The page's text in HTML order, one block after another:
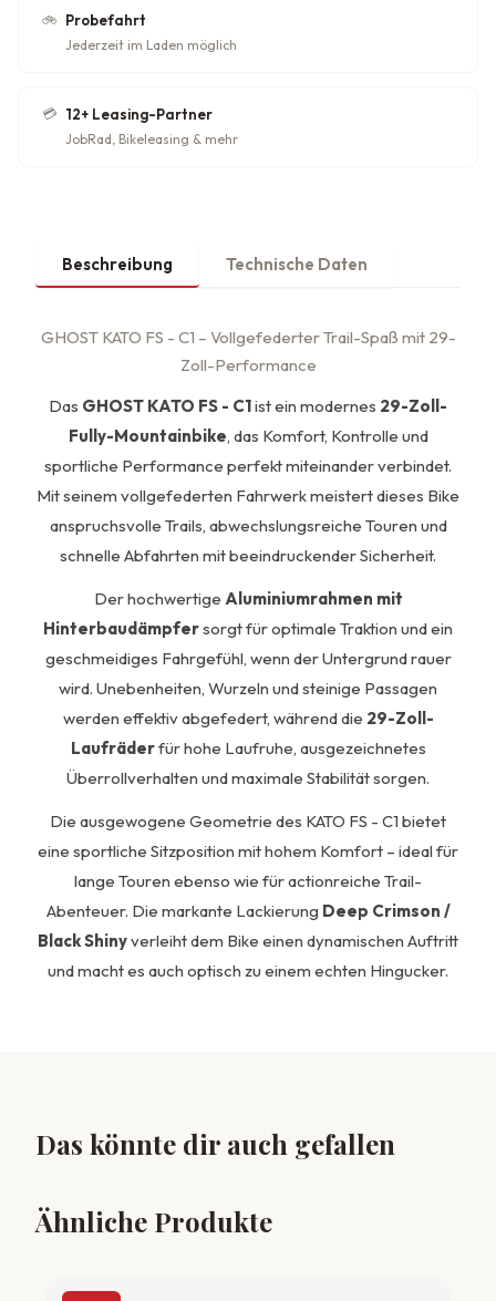
🚲 Probefahrt
Jederzeit im Laden möglich
💳 12+ Leasing-Partner
JobRad, Bikeleasing & mehr
Beschreibung Technische Daten
GHOST KATO FS - C1 – Vollgefederter Trail-Spaß mit 29-
Zoll-Performance
Das GHOST KATO FS - C1ist ein modernes 29-Zoll-
Fully-Mountainbike, das Komfort, Kontrolle und
sportliche Performance perfekt miteinander verbindet.
Mit seinem vollgefederten Fahrwerk meistert dieses Bike
anspruchsvolle Trails, abwechslungsreiche Touren und
schnelle Abfahrten mit beeindruckender Sicherheit.
Der hochwertige Aluminiumrahmen mit
Hinterbaudämpfersorgt für optimale Traktion und ein
geschmeidiges Fahrgefühl, wenn der Untergrund rauer
wird. Unebenheiten, Wurzeln und steinige Passagen
werden effektiv abgefedert, während die 29-Zoll-
Laufräderfür hohe Laufruhe, ausgezeichnetes
Überrollverhalten und maximale Stabilität sorgen.
Die ausgewogene Geometrie des KATO FS - C1 bietet
eine sportliche Sitzposition mit hohem Komfort – ideal für
lange Touren ebenso wie für actionreiche Trail-
Abenteuer. Die markante Lackierung Deep Crimson /
Black Shinyverleiht dem Bike einen dynamischen Auftritt
und macht es auch optisch zu einem echten Hingucker.
Das könnte dir auch gefallen
Ähnliche Produkte